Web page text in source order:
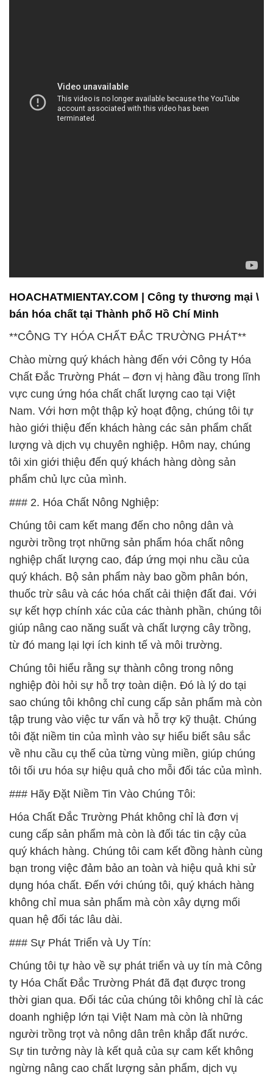
HOACHATMIENTAY.COM | Công ty thương mại \
bán hóa chất tại Thành phố Hồ Chí Minh
**CÔNG TY HÓA CHẤT ĐẮC TRƯỜNG PHÁT**
Chào mừng quý khách hàng đến với Công ty Hóa
Chất Đắc Trường Phát – đơn vị hàng đầu trong lĩnh
vực cung ứng hóa chất chất lượng cao tại Việt
Nam. Với hơn một thập kỷ hoạt động, chúng tôi tự
hào giới thiệu đến khách hàng các sản phẩm chất
lượng và dịch vụ chuyên nghiệp. Hôm nay, chúng
tôi xin giới thiệu đến quý khách hàng dòng sản
phẩm chủ lực của mình.
### 2. Hóa Chất Nông Nghiệp:
Chúng tôi cam kết mang đến cho nông dân và
người trồng trọt những sản phẩm hóa chất nông
nghiệp chất lượng cao, đáp ứng mọi nhu cầu của
quý khách. Bộ sản phẩm này bao gồm phân bón,
thuốc trừ sâu và các hóa chất cải thiện đất đai. Với
sự kết hợp chính xác của các thành phần, chúng tôi
giúp nâng cao năng suất và chất lượng cây trồng,
từ đó mang lại lợi ích kinh tế và môi trường.
Chúng tôi hiểu rằng sự thành công trong nông
nghiệp đòi hỏi sự hỗ trợ toàn diện. Đó là lý do tại
sao chúng tôi không chỉ cung cấp sản phẩm mà còn
tập trung vào việc tư vấn và hỗ trợ kỹ thuật. Chúng
tôi đặt niềm tin của mình vào sự hiểu biết sâu sắc
về nhu cầu cụ thể của từng vùng miền, giúp chúng
tôi tối ưu hóa sự hiệu quả cho mỗi đối tác của mình.
### Hãy Đặt Niềm Tin Vào Chúng Tôi:
Hóa Chất Đắc Trường Phát không chỉ là đơn vị
cung cấp sản phẩm mà còn là đối tác tin cậy của
quý khách hàng. Chúng tôi cam kết đồng hành cùng
bạn trong việc đảm bảo an toàn và hiệu quả khi sử
dụng hóa chất. Đến với chúng tôi, quý khách hàng
không chỉ mua sản phẩm mà còn xây dựng mối
quan hệ đối tác lâu dài.
### Sự Phát Triển và Uy Tín:
Chúng tôi tự hào về sự phát triển và uy tín mà Công
ty Hóa Chất Đắc Trường Phát đã đạt được trong
thời gian qua. Đối tác của chúng tôi không chỉ là các
doanh nghiệp lớn tại Việt Nam mà còn là những
người trồng trọt và nông dân trên khắp đất nước.
Sự tin tưởng này là kết quả của sự cam kết không
ngừng nâng cao chất lượng sản phẩm, dịch vụ